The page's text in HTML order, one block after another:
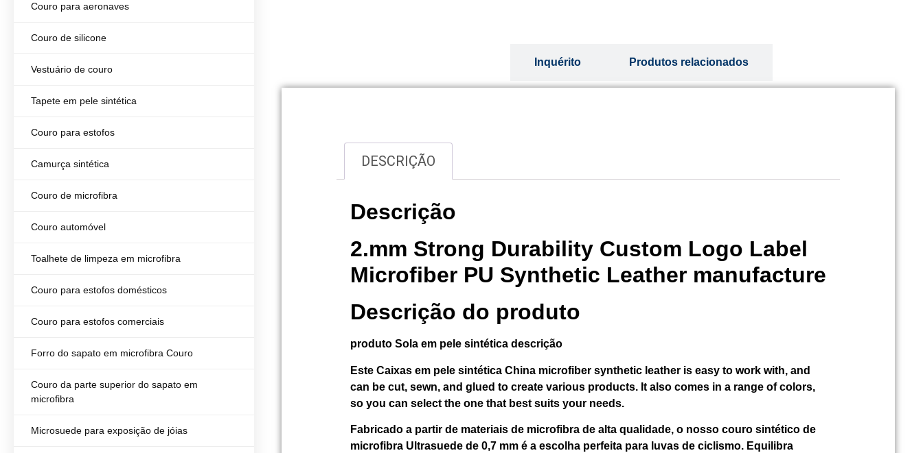
Couro para aeronaves
Couro de silicone
Vestuário de couro
Tapete em pele sintética
Couro para estofos
Camurça sintética
Couro de microfibra
Couro automóvel
Toalhete de limpeza em microfibra
Couro para estofos domésticos
Couro para estofos comerciais
Forro do sapato em microfibra Couro
Couro da parte superior do sapato em
microfibra
Microsuede para exposição de jóias
Inquérito Produtos relacionados
DESCRIÇÃO
Descrição
2.mm Strong Durability Custom Logo Label
Microfiber PU Synthetic Leather manufacture
Descrição do produto
produto Sola em pele sintética descrição
Este Caixas em pele sintética China microfiber synthetic leather is easy to work with, and
can be cut, sewn, and glued to create various products. It also comes in a range of colors,
so you can select the one that best suits your needs.
Fabricado a partir de materiais de microfibra de alta qualidade, o nosso couro sintético de
microfibra Ultrasuede de 0,7 mm é a escolha perfeita para luvas de ciclismo. Equilibra